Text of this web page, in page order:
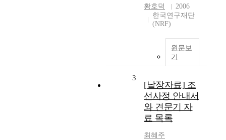
황호덕
2006
한국연구재단
(NRF)
원문보
기
3
[낱장자료] 조
선사정 안내서
와 견문기 자
료 목록
최혜주